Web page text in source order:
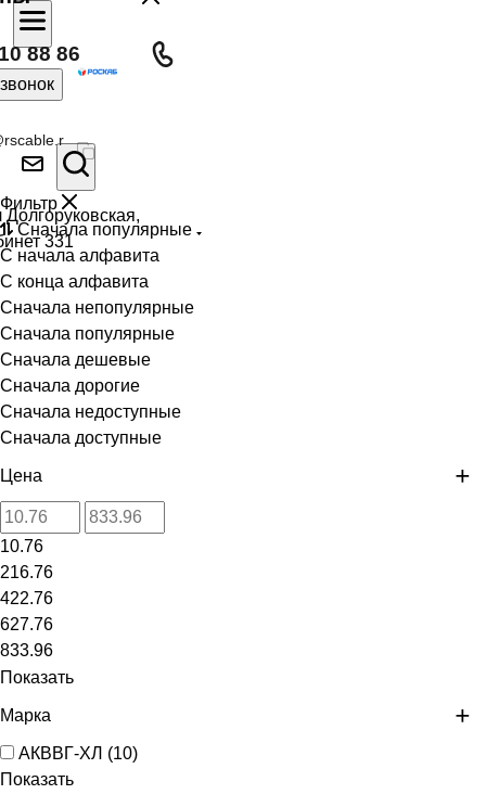
88 86
331
Фильтр
Сначала популярные
С начала алфавита
С конца алфавита
Сначала непопулярные
Сначала популярные
Сначала дешевые
Сначала дорогие
Сначала недоступные
Сначала доступные
Цена
10.76
216.76
422.76
627.76
833.96
Показать
Марка
АКВВГ-ХЛ (10)
Показать